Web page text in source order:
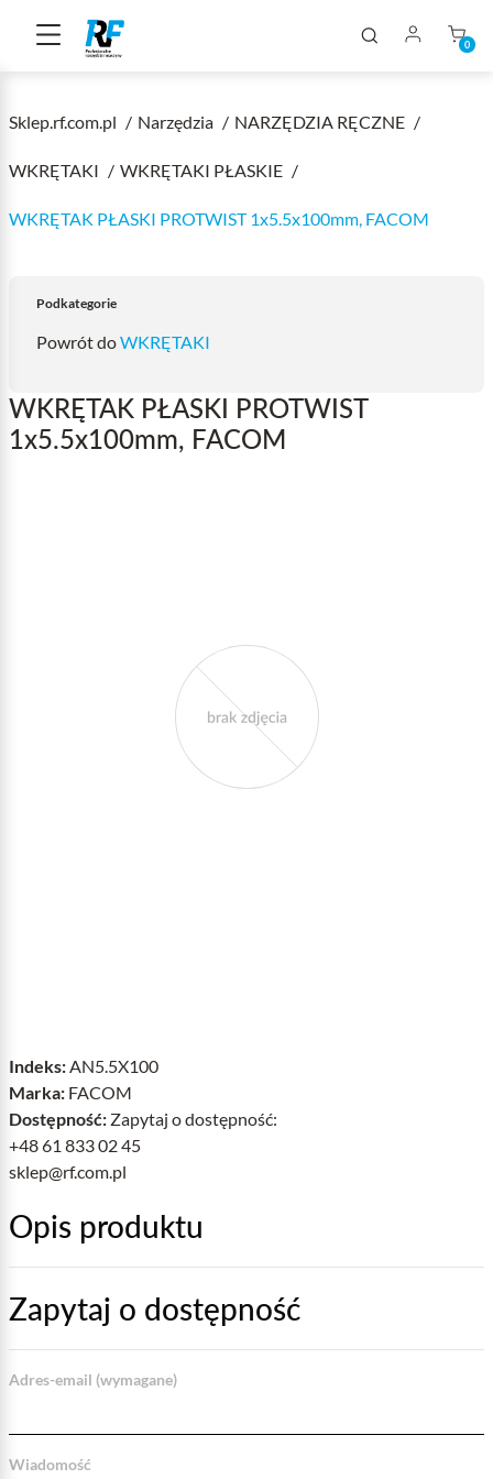
0
Sklep.rf.com.pl Narzędzia NARZĘDZIA RĘCZNE
WKRĘTAKI WKRĘTAKI PŁASKIE
WKRĘTAK PŁASKI PROTWIST 1x5.5x100mm, FACOM
Podkategorie
Powrót doWKRĘTAKI
WKRĘTAK PŁASKI PROTWIST
1x5.5x100mm, FACOM
Indeks:AN5.5X100
Marka: FACOM
Dostępność: Zapytaj o dostępność:
+48 61 833 02 45
sklep@rf.com.pl
Opis produktu
Zapytaj o dostępność
Adres-email (wymagane)
Wiadomość